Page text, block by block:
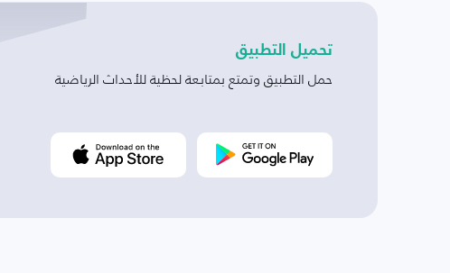
تحميل التطبيق
حمل التطبيق وتمتع بمتابعة لحظية للأحداث الرياضية